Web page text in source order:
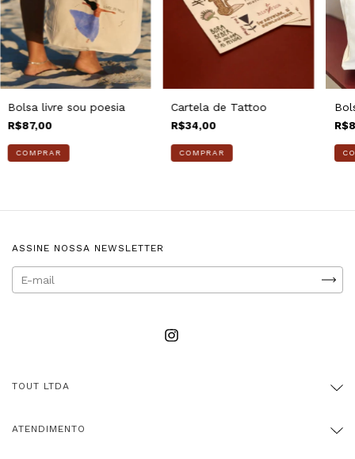
Bolsa livre sou poesia
R$87,00
Cartela de Tattoo
R$34,00
COMPRAR
ASSINE NOSSA NEWSLETTER
TOUT LTDA
ATENDIMENTO